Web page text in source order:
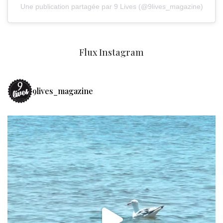
Une publication partagée par 9 Lives (@9lives_magazine)
Flux Instagram
9lives_magazine